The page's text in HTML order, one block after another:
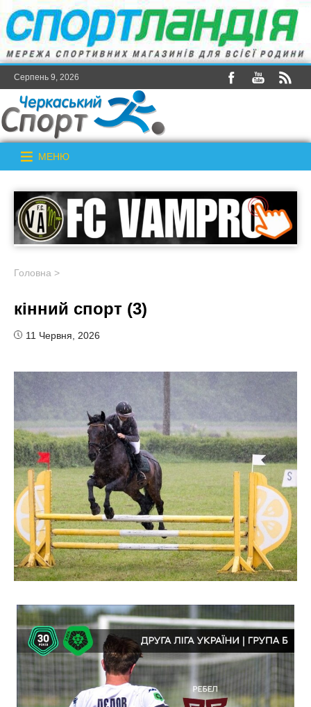
Серпень 9, 2026
МЕНЮ
Головна >
кінний спорт (3)
11 Червня, 2026